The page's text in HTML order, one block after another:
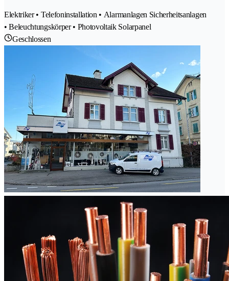
Elektriker • Telefoninstallation • Alarmanlagen Sicherheitsanlagen
• Beleuchtungskörper • Photovoltaik Solarpanel
Geschlossen